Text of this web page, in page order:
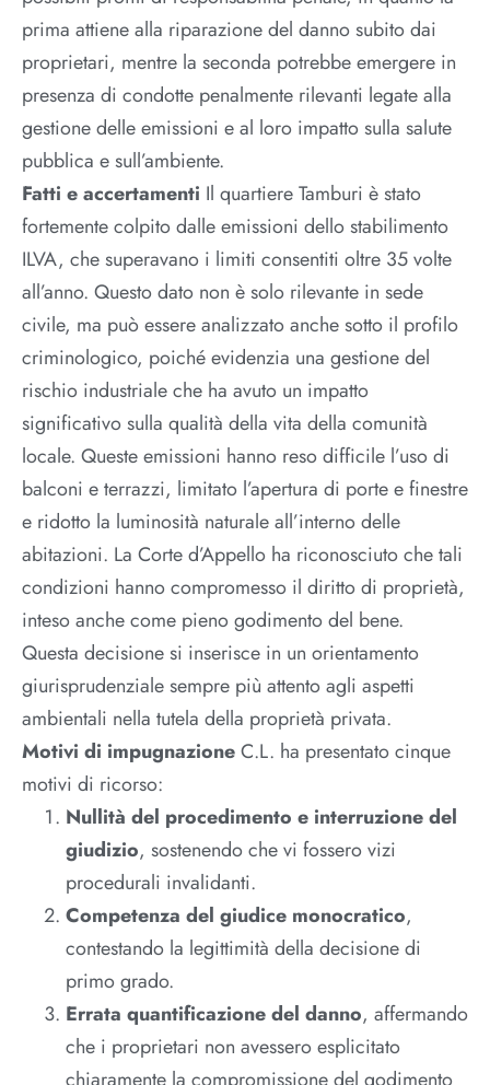
prima attiene alla riparazione del danno subito dai
proprietari, mentre la seconda potrebbe emergere in
presenza di condotte penalmente rilevanti legate alla
gestione delle emissioni e al loro impatto sulla salute
pubblica e sull’ambiente.
Fatti e accertamenti Il quartiere Tamburi è stato
fortemente colpito dalle emissioni dello stabilimento
ILVA, che superavano i limiti consentiti oltre 35 volte
all’anno. Questo dato non è solo rilevante in sede
civile, ma può essere analizzato anche sotto il profilo
criminologico, poiché evidenzia una gestione del
rischio industriale che ha avuto un impatto
significativo sulla qualità della vita della comunità
locale. Queste emissioni hanno reso difficile l’uso di
balconi e terrazzi, limitato l’apertura di porte e finestre
e ridotto la luminosità naturale all’interno delle
abitazioni. La Corte d’Appello ha riconosciuto che tali
condizioni hanno compromesso il diritto di proprietà,
inteso anche come pieno godimento del bene.
Questa decisione si inserisce in un orientamento
giurisprudenziale sempre più attento agli aspetti
ambientali nella tutela della proprietà privata.
Motivi di impugnazioneC.L. ha presentato cinque
motivi di ricorso:
Nullità del procedimento e interruzione del
giudizio, sostenendo che vi fossero vizi
procedurali invalidanti.
Competenza del giudice monocratico,
contestando la legittimità della decisione di
primo grado.
Errata quantificazione del danno, affermando
che i proprietari non avessero esplicitato